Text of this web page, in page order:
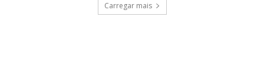
Carregar mais